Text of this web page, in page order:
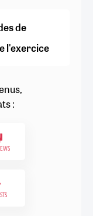
de
l'exercice
: